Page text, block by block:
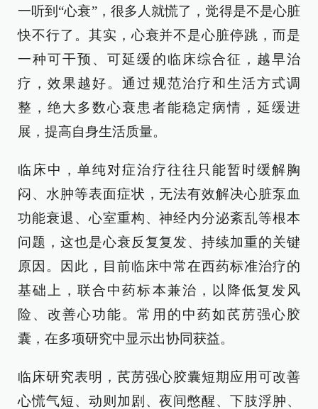
一听到“心衰”，很多人就慌了，觉得是不是心脏
快不行了。其实，心衰并不是心脏停跳，而是
一种可干预、可延缓的临床综合征，越早治
疗，效果越好。通过规范治疗和生活方式调
整，绝大多数心衰患者能稳定病情，延缓进
展，提高自身生活质量。
临床中，单纯对症治疗往往只能暂时缓解胸
闷、水肿等表面症状，无法有效解决心脏泵血
功能衰退、心室重构、神经内分泌紊乱等根本
问题，这也是心衰反复复发、持续加重的关键
原因。因此，目前临床中常在西药标准治疗的
基础上，联合中药标本兼治，以降低复发风
险、改善心功能。常用的中药如芪苈强心胶
囊，在多项研究中显示出协同获益。
临床研究表明，芪苈强心胶囊短期应用可改善
心慌气短、动则加剧、夜间憋醒、下肢浮肿、